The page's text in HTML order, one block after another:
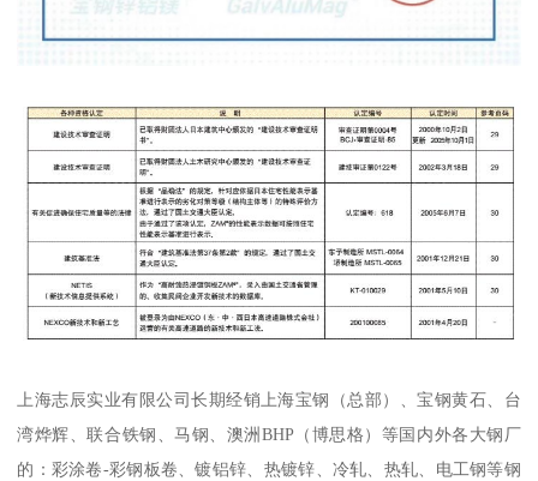
上海志辰实业有限公司长期经销上海宝钢（总部）、宝钢黄石、台
湾烨辉、联合铁钢、马钢、澳洲BHP（博思格）等国内外各大钢厂
的：彩涂卷-彩钢板卷、镀铝锌、热镀锌、冷轧、热轧、电工钢等钢